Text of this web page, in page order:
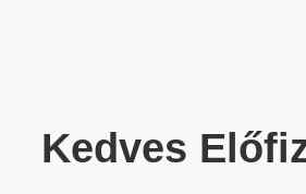
Kedves